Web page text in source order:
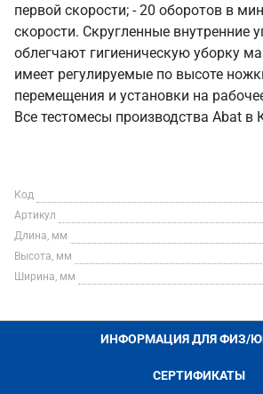
первой скорости; - 20 оборотов в
скорости. Скругленные внутренние
облегчают гигиеническую уборку
имеет регулируемые по высоте
перемещения и установки на
Все тестомесы производства Abat в
Код
Артикул
Длина, мм
Высота, мм
Ширина, мм
ИНФОРМАЦИЯ ДЛЯ ФИЗ/
СЕРТИФИКАТЫ